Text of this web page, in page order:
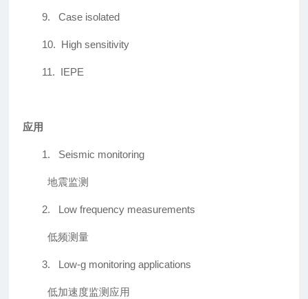
9. Case isolated
10. High sensitivity
11. IEPE
应用
1. Seismic monitoring
地震监测
2. Low frequency measurements
低频测量
3. Low-g monitoring applications
低加速度监测应用